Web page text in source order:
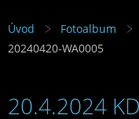
Úvod Fotoalbum
20240420-WA0005
20.4.2024